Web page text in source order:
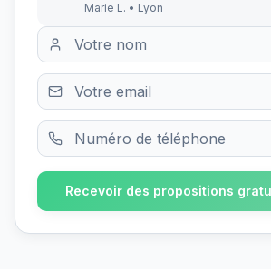
Marie L. • Lyon
Recevoir des propositions